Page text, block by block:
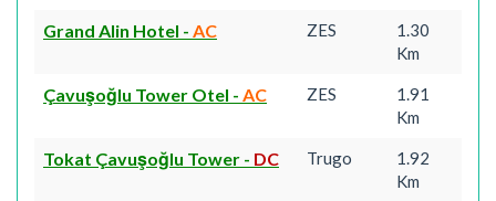
Grand Alin Hotel - AC ZES
1.30
Km
Çavuşoğlu Tower Otel - AC ZES
1.91
Km
Tokat Çavuşoğlu Tower - DC Trugo
1.92
Km